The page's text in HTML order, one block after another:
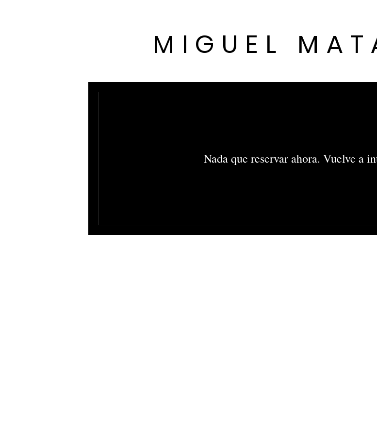
MIGUEL
Nada que reservar ahora. Vuelve a